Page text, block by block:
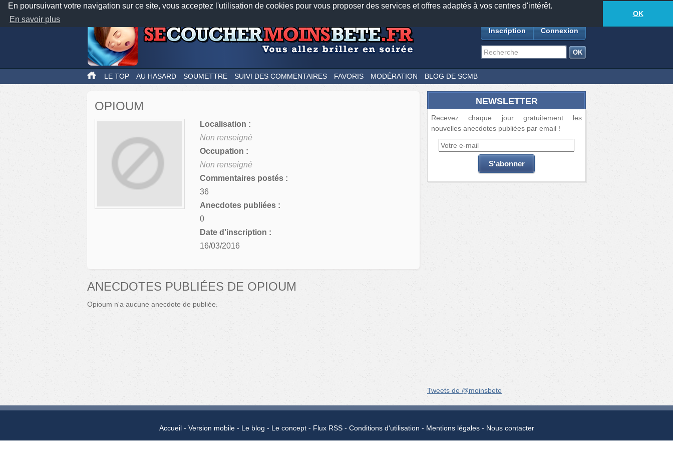
En poursuivant votre navigation sur ce site, vous acceptez l'utilisation de cookies pour vous proposer des services et offres adaptés à vos centres d'intérêt.
En savoir plus
OK
Nos applications mobiles Newsletter Facebook
TwitterFeeds18881anecdotes-421lecteurs connectés
Inscription Connexion
LE TOP AU HASARD SOUMETTRE SUIVI DES COMMENTAIRES FAVORIS MODÉRATION BLOG DE SCMB
OPIOUM
Localisation :
Non renseigné
Occupation :
Non renseigné
Commentaires postés :
36
Anecdotes publiées :
0
Date d'inscription :
16/03/2016
ANECDOTES PUBLIÉES DE OPIOUM
Opioum n'a aucune anecdote de publiée.
NEWSLETTER
Recevez chaque jour gratuitement les
nouvelles anecdotes publiées par email !
Tweets de @moinsbete
Accueil Version mobile Le blog Le concept Flux RSS Conditions d'utilisation Mentions légales Nous contacter